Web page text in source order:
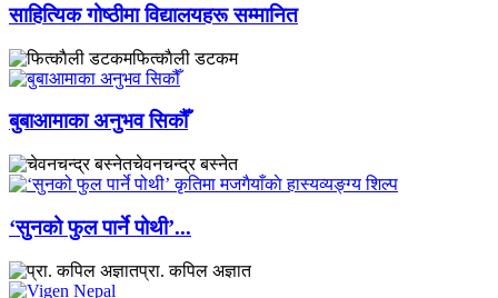
साहित्यिक गोष्ठीमा विद्यालयहरू सम्मानित
फित्काैली डटकम
बुबाआमाका अनुभव सिकौँ
चेवनचन्द्र बस्नेत
‘सुनको फुल पार्ने पोथी’...
प्रा. कपिल अज्ञात